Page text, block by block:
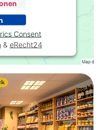
Consent
& eRecht24